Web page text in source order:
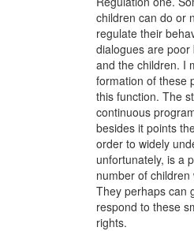
children can do or
regulate their
dialogues are
and the children. I
formation of these
this function. The
continuous
besides it points
order to widely
unfortunately, is a
number of
They perhaps can
respond to these
rights.